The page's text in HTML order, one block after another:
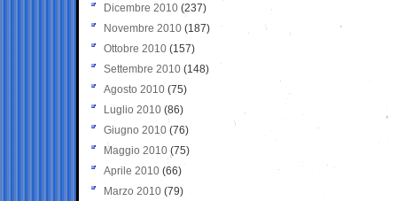
Dicembre 2010 (237)
Novembre 2010 (187)
Ottobre 2010 (157)
Settembre 2010 (148)
Agosto 2010 (75)
Luglio 2010 (86)
Giugno 2010 (76)
Maggio 2010 (75)
Aprile 2010 (66)
Marzo 2010 (79)